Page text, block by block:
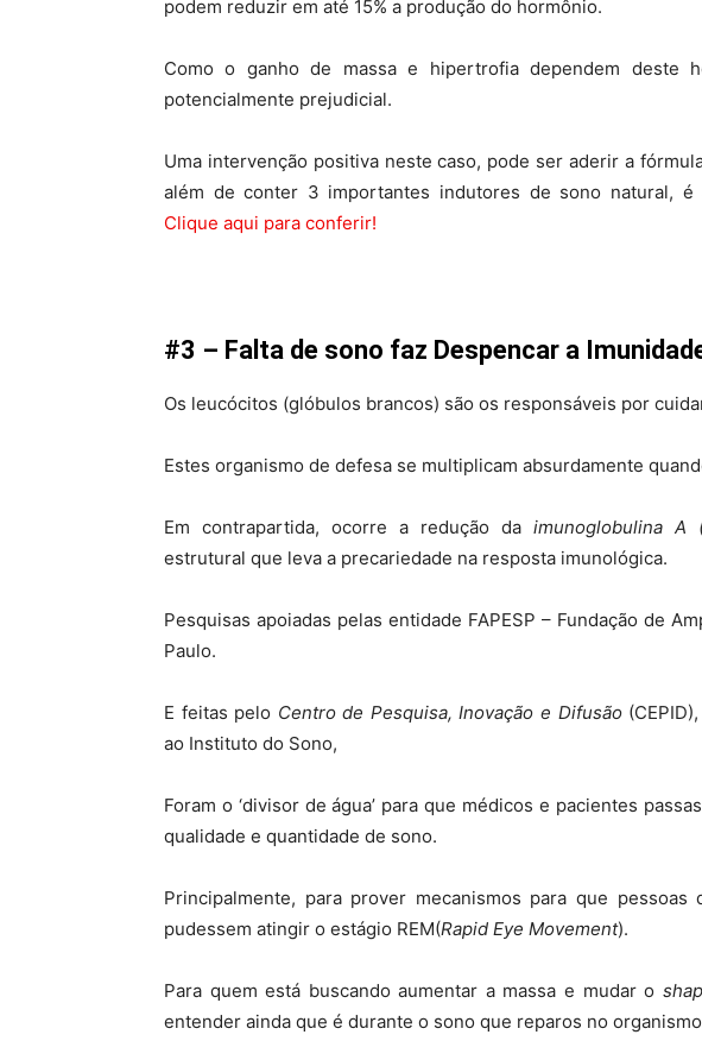
podem reduzir em até 15% a produção do hormônio.
Como o ganho de massa e hipertrofia dependem deste
potencialmente prejudicial.
Uma intervenção positiva neste caso, pode ser aderir a
além de conter 3 importantes indutores de sono natural, é
Clique aqui para conferir!
#3 – Falta de sono faz Despencar a
Os leucócitos (glóbulos brancos) são os responsáveis por
Estes organismo de defesa se multiplicam absurdamente
Em contrapartida, ocorre a redução da imunoglobulina A
estrutural que leva a precariedade na resposta imunológica.
Pesquisas apoiadas pelas entidade FAPESP – Fundação de
Paulo.
E feitas pelo Centro de Pesquisa, Inovação e Difusão
ao Instituto do Sono,
Foram o ‘divisor de água’ para que médicos e pacientes
qualidade e quantidade de sono.
Principalmente, para prover mecanismos para que
pudessem atingir o estágio REM(Rapid Eye Movement).
Para quem está buscando aumentar a massa e mudar o
entender ainda que é durante o sono que reparos no